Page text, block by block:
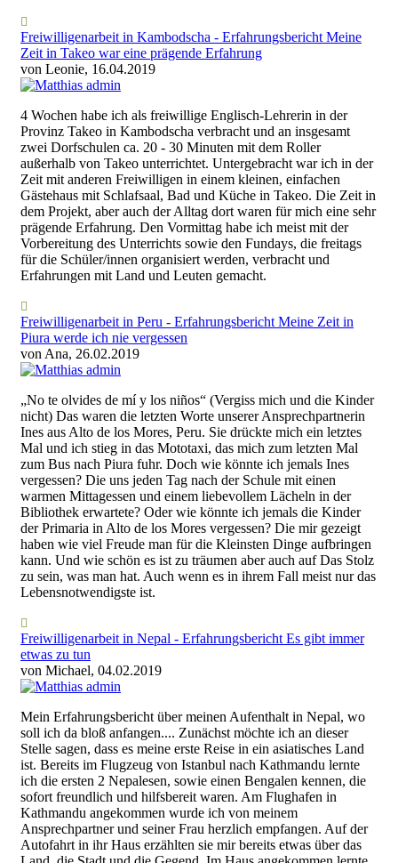
Freiwilligenarbeit in Kambodscha - Erfahrungsbericht Meine
Zeit in Takeo war eine prägende Erfahrung
von Leonie, 16.04.2019
4 Wochen habe ich als freiwillige Englisch-Lehrerin in der
Provinz Takeo in Kambodscha verbracht und an insgesamt
zwei Dorfschulen ca. 20 - 30 Minuten mit dem Roller
außerhalb von Takeo unterrichtet. Untergebracht war ich in der
Zeit mit anderen Freiwilligen in einem kleinen, einfachen
Gästehaus mit Schlafsaal, Bad und Küche in Takeo. Die Zeit in
dem Projekt, aber auch der Alltag dort waren für mich eine sehr
prägende Erfahrung. Den Vormittag habe ich meist mit der
Vorbereitung des Unterrichts sowie den Fundays, die freitags
für die Schüler/innen organisiert werden, verbracht und
Erfahrungen mit Land und Leuten gemacht.
Freiwilligenarbeit in Peru - Erfahrungsbericht Meine Zeit in
Piura werde ich nie vergessen
von Ana, 26.02.2019
„No te olvides de mí y los niños“ (Vergiss mich und die Kinder
nicht) Das waren die letzten Worte unserer Ansprechpartnerin
Ines aus Alto de los Mores, Peru. Sie drückte mich ein letztes
Mal und ich stieg in das Mototaxi, das mich zum letzten Mal
zum Bus nach Piura fuhr. Doch wie könnte ich jemals Ines
vergessen? Die uns jeden Tag nach der Schule mit einen
warmen Mittagessen und einem liebevollem Lächeln in der
Bibliothek erwartete? Oder wie könnte ich jemals die Kinder
der Primaria in Alto de los Mores vergessen? Die mir gezeigt
haben wie viel Freude man für die Kleinsten Dinge aufbringen
kann. Und wie schön es ist zu träumen aber auch auf Das Stolz
zu sein, was man hat. Auch wenn es in ihrem Fall meist nur das
Lebensnotwendigste ist.
Freiwilligenarbeit in Nepal - Erfahrungsbericht Es gibt immer
etwas zu tun
von Michael, 04.02.2019
Mein Erfahrungsbericht über meinen Aufenthalt in Nepal, wo
soll ich da bloß anfangen.... Zunächst möchte ich an dieser
Stelle sagen, dass es meine erste Reise in ein asiatisches Land
ist. Bereits im Flugzeug von Istanbul nach Kathmandu lernte
ich die ersten 2 Nepalesen, sowie einen Bengalen kennen, die
sofort freundlich und hilfsbereit waren. Am Flughafen in
Kathmandu angekommen wurde ich von meinem
Ansprechpartner und seiner Frau herzlich empfangen. Auf der
Autofahrt in ihr Haus erzählten sie mir bereits etwas über das